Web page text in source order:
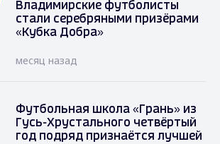
Владимирские футболисты
стали серебряными призёрами
«Кубка Добра»
месяц назад
Футбольная школа «Грань» из
Гусь-Хрустального четвёртый
год подряд признаётся лучшей